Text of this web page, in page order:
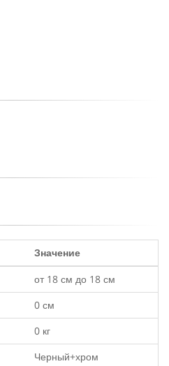
Значение
от 18 см до 18 см
0 см
0 кг
Черный+хром